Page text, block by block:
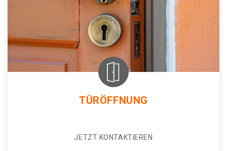
TÜRÖFFNUNG
JETZT KONTAKTIEREN